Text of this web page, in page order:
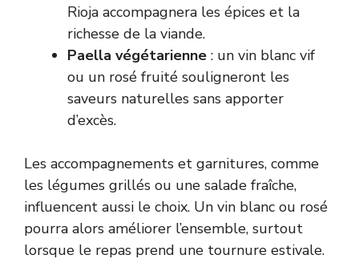
Rioja accompagnera les épices et la
richesse de la viande.
Paella végétarienne : un vin blanc vif
ou un rosé fruité souligneront les
saveurs naturelles sans apporter
d’excès.
Les accompagnements et garnitures, comme
les légumes grillés ou une salade fraîche,
influencent aussi le choix. Un vin blanc ou rosé
pourra alors améliorer l’ensemble, surtout
lorsque le repas prend une tournure estivale.